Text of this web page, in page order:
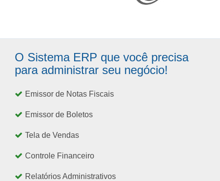
O Sistema ERP que você precisa
para administrar seu negócio!
Emissor de Notas Fiscais
Emissor de Boletos
Tela de Vendas
Controle Financeiro
Relatórios Administrativos